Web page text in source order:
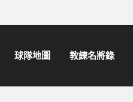
球隊地圖 教練名將錄